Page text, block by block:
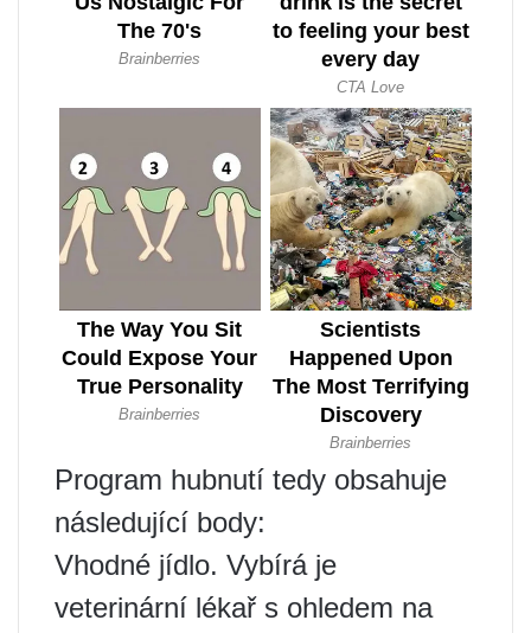
Program hubnutí tedy obsahuje
následující body:
Vhodné jídlo. Vybírá je
veterinární lékař s ohledem na